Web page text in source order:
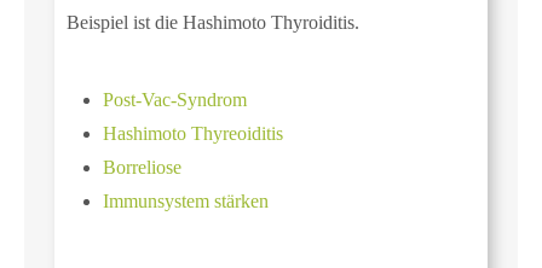
Beispiel ist die Hashimoto Thyroiditis.
Post-Vac-Syndrom
Hashimoto Thyreoiditis
Borreliose
Immunsystem stärken